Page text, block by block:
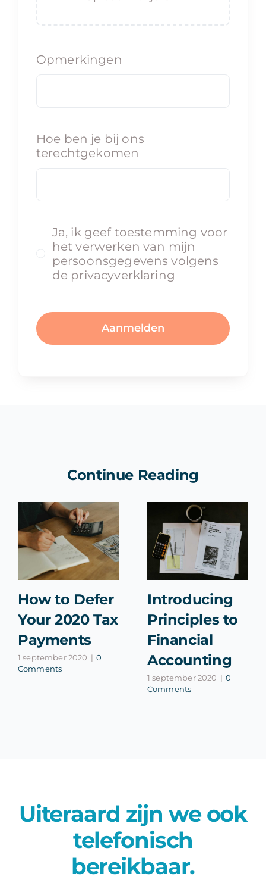
Opmerkingen
Hoe ben je bij ons
terechtgekomen
Ja, ik geef toestemming voor
het verwerken van mijn
persoonsgegevens volgens
de privacyverklaring
Aanmelden
Continue Reading
How to Defer
Your 2020 Tax
Payments
1 september 2020 | 0
Comments
Introducing
Principles to
Financial
Accounting
1 september 2020 | 0
Comments
Uiteraard zijn we ook
telefonisch
bereikbaar.